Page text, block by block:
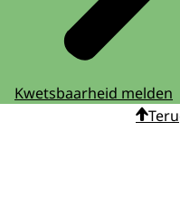
Kwetsbaarheid melden